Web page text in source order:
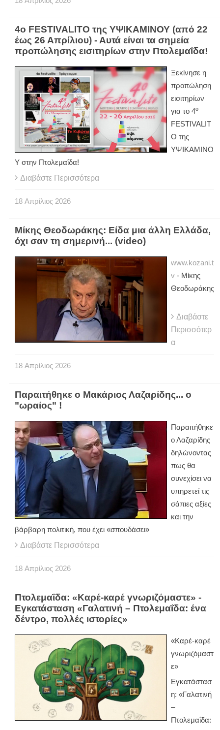
4ο FESTIVALITO της ΥΨΙΚΑΜΙΝΟΥ (από 22
έως 26 Απρίλιου) - Αυτά είναι τα σημεία
προπώλησης εισιτηρίων στην Πτολεμαΐδα!
Ξεκίνησε η
προπώληση
εισιτηρίων
για το 4ο
FESTIVALIT
O της
ΥΨΙΚΑΜΙΝΟ
Υ στην Πτολεμαΐδα!
Διαβάστε Περισσότερα
18 Απρίλιος 2026
Μίκης Θεοδωράκης: Είδα μια άλλη Ελλάδα,
όχι σαν τη σημερινή... (video)
www.kozani.t
v - Μίκης
Θεοδωράκης
Διαβάστε
Περισσότερ
α
18 Απρίλιος 2026
Παραιτήθηκε ο Μακάριος Λαζαρίδης... ο
"ωραίος" !
Παραιτήθηκε
ο Λαζαρίδης
δηλώνοντας
πως θα
συνεχίσει να
υπηρετεί τις
σάπιες αξίες
και την
βάρβαρη πολιτική, που έχει «σπουδάσει»
Διαβάστε Περισσότερα
18 Απρίλιος 2026
Πτολεμαΐδα: «Καρέ-καρέ γνωριζόμαστε» -
Εγκατάσταση «Γαλατινή – Πτολεμαΐδα: ένα
δέντρο, πολλές ιστορίες»
«Καρέ-καρέ
γνωριζόμαστ
ε»
Εγκατάστασ
η: «Γαλατινή
–
Πτολεμαΐδα: